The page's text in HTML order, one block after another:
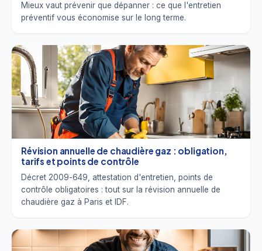
Mieux vaut prévenir que dépanner : ce que l'entretien
préventif vous économise sur le long terme.
Révision annuelle de chaudière gaz : obligation,
tarifs et points de contrôle
Décret 2009-649, attestation d'entretien, points de
contrôle obligatoires : tout sur la révision annuelle de
chaudière gaz à Paris et IDF.